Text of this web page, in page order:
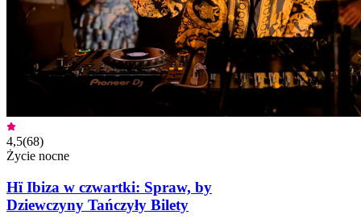
4,5(68)
Życie nocne
Hï Ibiza w czwartki: Spraw, by
Dziewczyny Tańczyły Bilety